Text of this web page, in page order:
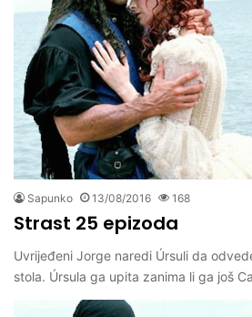
Sapunko 13/08/2016 168
Strast 25 epizoda
Uvrijeđeni Jorge naredi Úrsuli da
stola. Úrsula ga upita zanima li ga još